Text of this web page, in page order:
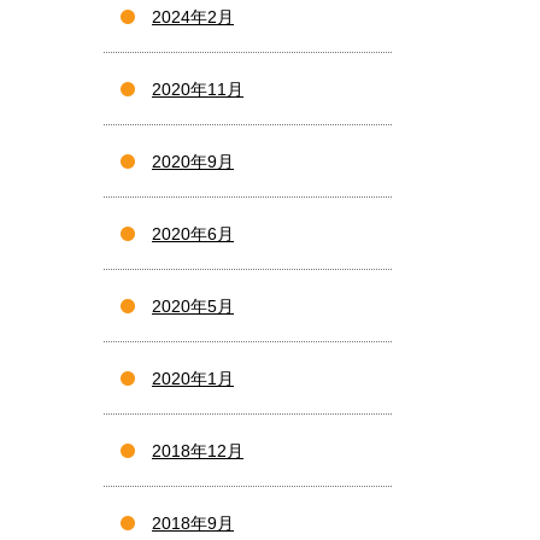
2024年2月
2020年11月
2020年9月
2020年6月
2020年5月
2020年1月
2018年12月
2018年9月